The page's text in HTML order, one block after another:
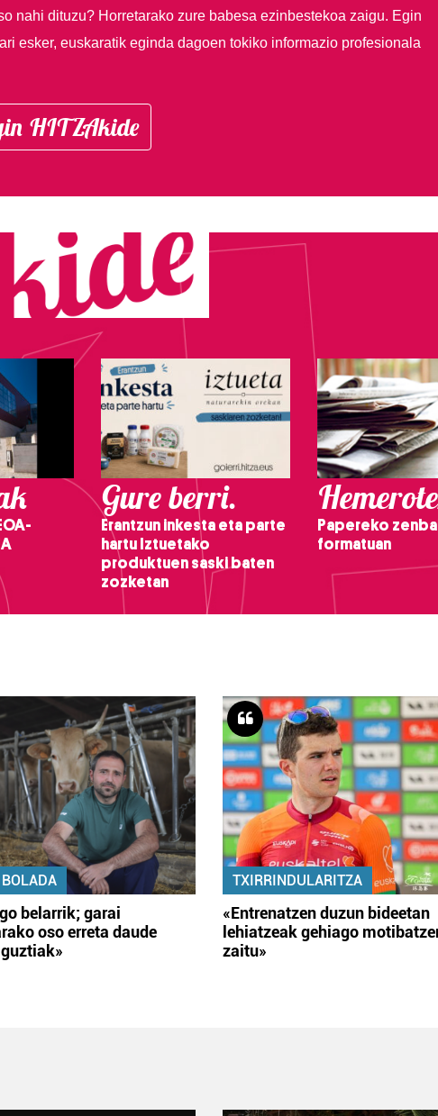
nahi dituzu? Horretarako zure babesa ezinbestekoa zaigu. Egin
esker, euskaratik eginda dagoen tokiko informazio profesionala
HITZAkide
Gure berri.
Erantzun inkesta eta parte
hartu Iztuetako
produktuen saski baten
zozketan
Papereko
formatuan
BOLADA
belarrik; garai
oso erreta daude
TXIRRINDULARITZA
«Entrenatzen duzun bideetan
lehiatzeak gehiago
zaitu»